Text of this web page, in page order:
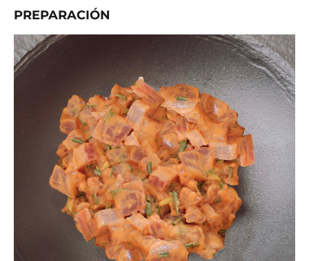
PREPARACIÓN